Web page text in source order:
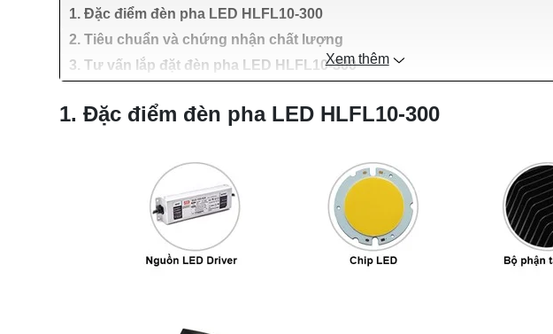
1. Đặc điểm đèn pha LED HLFL10-300
2. Tiêu chuẩn và chứng nhận chất lượng
3. Tư vấn lắp đặt đèn pha LED HLFL10-300Xem thêm
1. Đặc điểm đèn pha LED HLFL10-300